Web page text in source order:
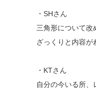
・SHさん
三角形について改
ざっくりと内容が
・KTさん
自分の今いる所